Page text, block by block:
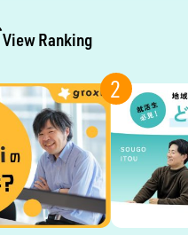
View Ranking
2